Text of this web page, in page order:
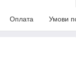
Оплата Умови